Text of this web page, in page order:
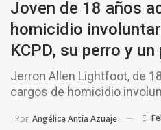
Joven de 18 años
homicidio
KCPD, su perro y
Jerron Allen Lightfoot, de
cargos de homicidio
Por Angélica Antía Azuaje El